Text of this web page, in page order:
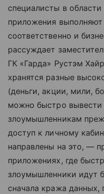
специалисты в
приложения
соответственно и
рассуждает
ГК «Гарда» Рустэм
хранятся разные
(деньги, акции, мили,
можно быстро вывести
злоумышленникам
доступ к личному
направлены на это, —
приложениях, где
злоумышленники идут
сначала кража